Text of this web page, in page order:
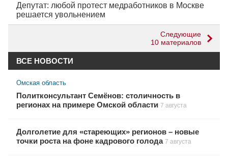
Депутат: любой протест медработников в Москве
решается увольнением
Следующие
10 материалов
ВСЕ НОВОСТИ
Омская область
Политконсультант Семёнов: столичность в
регионах на примере Омской области 7 августа
Долголетие для «стареющих» регионов – новые
точки роста на фоне кадрового голода 7 августа